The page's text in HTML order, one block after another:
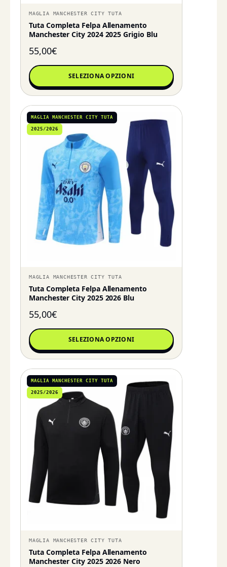
MAGLIA MANCHESTER CITY TUTA
Tuta Completa Felpa Allenamento
Manchester City 2024 2025 Grigio Blu
55,00€
SELEZIONA OPZIONI
MAGLIA MANCHESTER CITY TUTA
2025/2026
MAGLIA MANCHESTER CITY TUTA
Tuta Completa Felpa Allenamento
Manchester City 2025 2026 Blu
55,00€
SELEZIONA OPZIONI
MAGLIA MANCHESTER CITY TUTA
2025/2026
MAGLIA MANCHESTER CITY TUTA
Tuta Completa Felpa Allenamento
Manchester City 2025 2026 Nero